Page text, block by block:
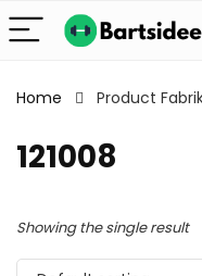
Home Product
121008
Showing the single result